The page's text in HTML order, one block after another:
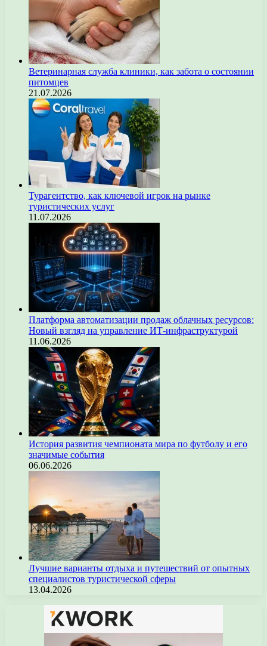
Ветеринарная служба клиники, как забота о состоянии
питомцев
21.07.2026
Турагентство, как ключевой игрок на рынке
туристических услуг
11.07.2026
Платформа автоматизации продаж облачных ресурсов:
Новый взгляд на управление ИТ-инфраструктурой
11.06.2026
История развития чемпионата мира по футболу и его
значимые события
06.06.2026
Лучшие варианты отдыха и путешествий от опытных
специалистов туристической сферы
13.04.2026